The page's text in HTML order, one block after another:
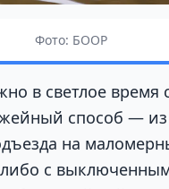
Фото: БООР
в светлое время
способ — из
на
либо с